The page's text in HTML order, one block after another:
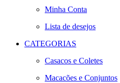
Minha Conta
Lista de desejos
CATEGORIAS
Casacos e Coletes
Macacões e Conjuntos